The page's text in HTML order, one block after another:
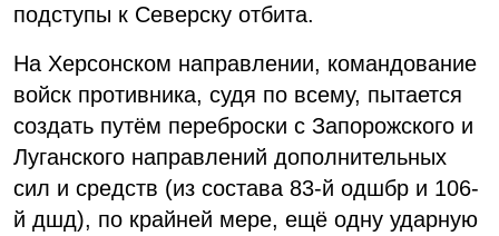
подступы к Северску отбита.
На Херсонском направлении, командование
войск противника, судя по всему, пытается
создать путём переброски с Запорожского и
Луганского направлений дополнительных
сил и средств (из состава 83-й одшбр и 106-
й дшд), по крайней мере, ещё одну ударную